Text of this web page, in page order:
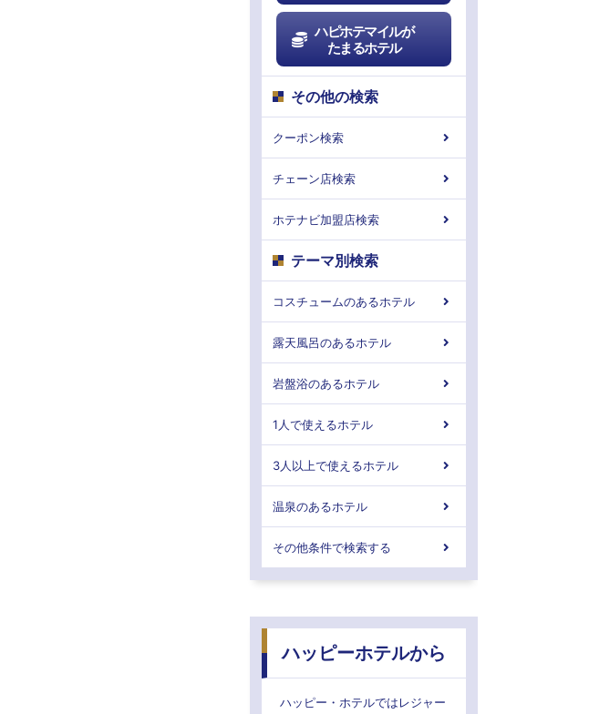
ハピホテマイルが
たまるホテル
その他の検索
クーポン検索
チェーン店検索
ホテナビ加盟店検索
テーマ別検索
コスチュームのあるホテル
露天風呂のあるホテル
岩盤浴のあるホテル
1人で使えるホテル
3人以上で使えるホテル
温泉のあるホテル
その他条件で検索する
ハッピーホテルから
ハッピー・ホテルではレジャー